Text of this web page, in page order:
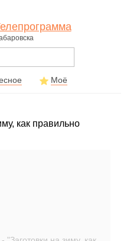
Моё
как правильно